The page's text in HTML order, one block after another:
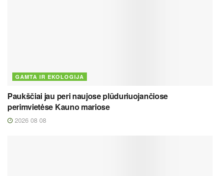
GAMTA IR EKOLOGIJA
Paukščiai jau peri naujose plūduriuojančiose
perimvietėse Kauno mariose
2026 08 08